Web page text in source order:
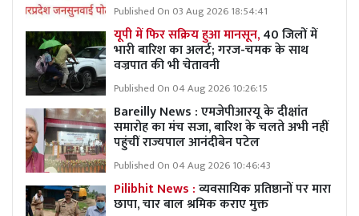
Published On 03 Aug 2026 18:54:41
यूपी में फिर सक्रिय हुआ मानसून,40 जिलों में
भारी बारिश का अलर्ट; गरज-चमक के साथ
वज्रपात की भी चेतावनी
Published On 04 Aug 2026 10:26:15
Bareilly News : एमजेपीआरयू के दीक्षांत
समारोह का मंच सजा, बारिश के चलते अभी नहीं
पहुंचीं राज्यपाल आनंदीबेन पटेल
Published On 04 Aug 2026 10:46:43
Pilibhit News :व्यवसायिक प्रतिष्ठानों पर मारा
छापा, चार बाल श्रमिक कराए मुक्त